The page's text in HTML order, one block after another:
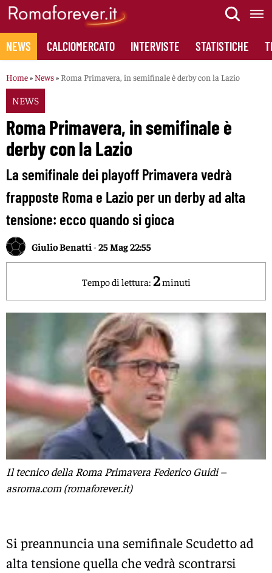
Skip
content
NEWS CALCIOMERCATO INTERVISTE STATISTICHE
Home» News» Roma Primavera, in semifinale è derby con la Lazio
NEWS
Roma Primavera, in semifinale è
derby con la Lazio
La semifinale dei playoff Primavera vedrà
frapposte Roma e Lazio per un derby ad alta
tensione: ecco quando si gioca
Giulio Benatti -25 Mag 22:55
Tempo di lettura: 2minuti
Il tecnico della Roma Primavera Federico Guidi –
asroma.com (romaforever.it)
Si preannuncia una semifinale Scudetto ad
alta tensione quella che vedrà scontrarsi